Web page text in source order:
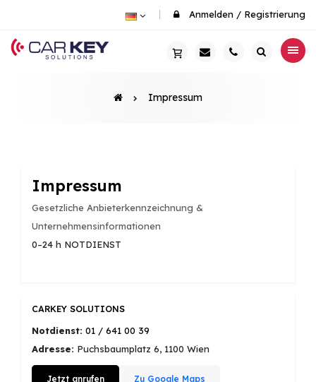
Anmelden / Registrierung
Impressum
Impressum
Gesetzliche Anbieterkennzeichnung &
Unternehmensinformationen
0–24 h NOTDIENST
CARKEY SOLUTIONS
Notdienst: 01 / 641 00 39
Adresse: Puchsbaumplatz 6, 1100 Wien
Jetzt anrufen Zu Google Maps